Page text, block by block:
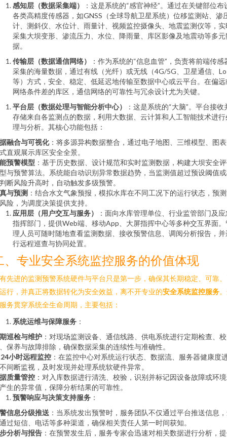
感知层（数据采集端）
：这是系统的“感官神经”。通过在关键部位布
各类高精度传感器，如GNSS（全球导航卫星系统）位移监测站、渗
计、测斜仪、水位计、雨量计、视频监控摄像头、地震监测仪等，实
采集大坝变形、渗流压力、水位、降雨量、库区影像及地震动等多元
据。
传输层（数据通信网络）
：作为系统的“信息血管”，负责将前端传感
采集的海量数据，通过有线（光纤）或无线（4G/5G、卫星通信、
等）方式，安全、稳定、低延迟地传输至数据中心或云平台。在偏远
网络条件差的库区，通信网络的可靠性与冗余设计尤为关键。
平台层（数据处理与智能分析中心）
：这是系统的“大脑”。平台接收
存储来自各监测点的数据，利用大数据、云计算和人工智能技术进行
理与分析。其核心功能包括：
融合与可视化：将多源异构数据整合，通过电子地图、三维模型、图
直观展示库区安全全景。
预警模型 ：基于历史数据、设计规范和实时监测数据，构建大坝安全
与预警算法。系统能自动识别异常数据趋势，当监测值超过预设阈值
断风险升高时，自动触发多级预警。
与预测 ：结合水文气象预报，模拟水库在不同工况下的运行状态，预
险，为调度决策提供支持。
应用层（用户交互与服务）
：面向水库管理单位、行业监管部门及
指挥部门，提供Web端、移动App、大屏指挥中心等多种交互界面。
理人员可随时随地查看监测数据、接收预警信息、调阅分析报告，并
行远程巡查与协同处置。
、专业安全系统监控服务的价值体现
先进的监测预警系统硬件与平台只是第一步，确保其长期稳定、可靠
行，并真正将数据转化为安全效益，离不开专业的安全系统监控服务
务贯穿系统全生命周期，主要包括：
系统运维与保障服务 ：
巡检与维护 ：对现场监测设备、通信线路、供电系统进行定期检查、校
保养与故障排除，确保数据采集的连续性与准确性。
小时远程监控 ：在监控中心对系统运行状态、数据流、服务器健康度
间断监视，及时发现并处理系统软硬件异常。
质量管控 ：对入库数据进行清洗、校验，识别并标记因设备故障或环
生的异常值，保障分析结果的可靠性。
预警响应与决策支持服务 ：
信息分级推送 ：当系统发出预警时，服务团队不仅通过平台推送信息
过短信、电话等多种渠道，确保相关责任人第一时间获知。
分析与报告 ：在预警发生后，服务专家会迅速对相关数据进行分析，